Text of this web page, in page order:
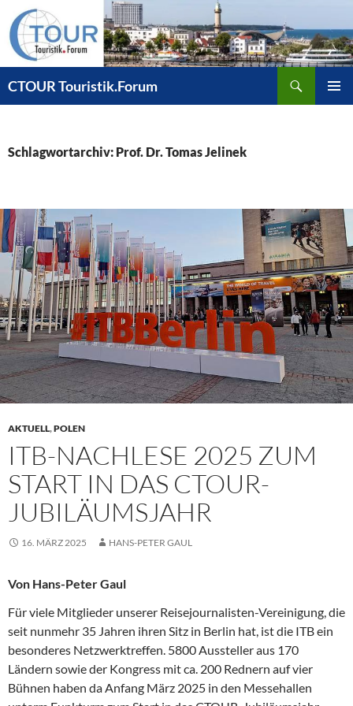
Zum
Inhalt
springen
CTOUR Touristik.Forum
Schlagwortarchiv: Prof. Dr. Tomas Jelinek
AKTUELL,POLEN
ITB-NACHLESE 2025 ZUM
START IN DAS CTOUR-
JUBILÄUMSJAHR
16. MÄRZ 2025 HANS-PETER GAUL
Von Hans-Peter Gaul
Für viele Mitglieder unserer Reisejournalisten-Vereinigung, die
seit nunmehr 35 Jahren ihren Sitz in Berlin hat, ist die ITB ein
besonderes Netzwerktreffen. 5800 Aussteller aus 170
Ländern sowie der Kongress mit ca. 200 Rednern auf vier
Bühnen haben da Anfang März 2025 in den Messehallen